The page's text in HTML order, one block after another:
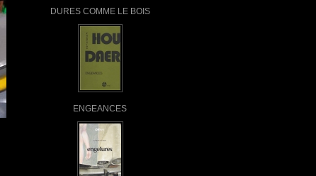
DURES COMME LE BOIS
ENGEANCES